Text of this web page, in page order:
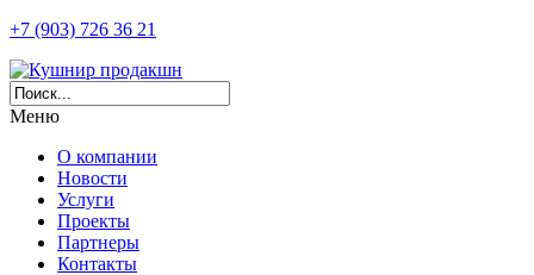
+7 (903) 726 36 21
Меню
О компании
Новости
Услуги
Проекты
Партнеры
Контакты